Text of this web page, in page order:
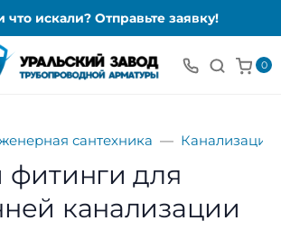
искали? Отправьте заявку!
0
сантехника Канализация
фитинги для
канализации